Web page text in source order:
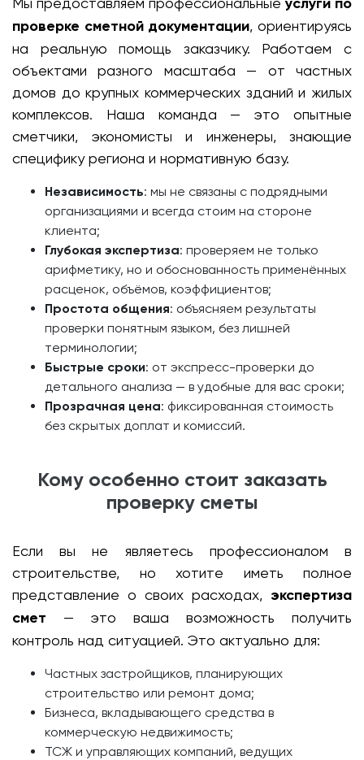
проверке сметной документации, ориентируясь
на реальную помощь заказчику. Работаем с
объектами разного масштаба — от частных
домов до крупных коммерческих зданий и жилых
комплексов. Наша команда — это опытные
сметчики, экономисты и инженеры, знающие
специфику региона и нормативную базу.
Независимость: мы не связаны с подрядными
организациями и всегда стоим на стороне
клиента;
Глубокая экспертиза: проверяем не только
арифметику, но и обоснованность применённых
расценок, объёмов, коэффициентов;
Простота общения: объясняем результаты
проверки понятным языком, без лишней
терминологии;
Быстрые сроки: от экспресс-проверки до
детального анализа — в удобные для вас сроки;
Прозрачная цена: фиксированная стоимость
без скрытых доплат и комиссий.
Кому особенно стоит заказать
проверку сметы
Если вы не являетесь профессионалом в
строительстве, но хотите иметь полное
представление о своих расходах, экспертиза
смет — это ваша возможность получить
контроль над ситуацией. Это актуально для:
Частных застройщиков, планирующих
строительство или ремонт дома;
Бизнеса, вкладывающего средства в
коммерческую недвижимость;
ТСЖ и управляющих компаний, ведущих